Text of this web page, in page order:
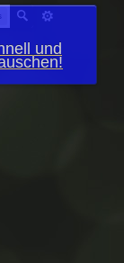
und